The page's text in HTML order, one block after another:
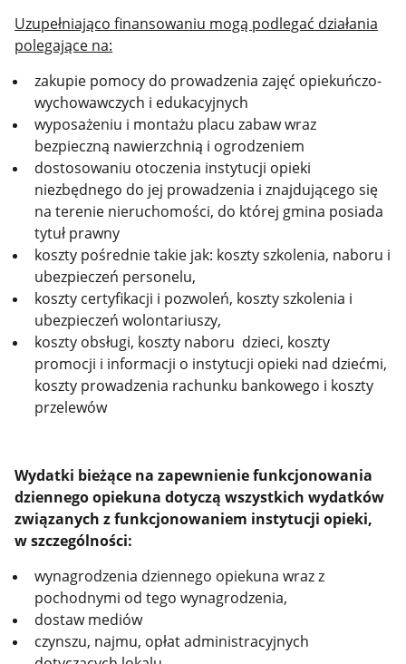
Uzupełniająco finansowaniu mogą podlegać działania
polegające na:
zakupie pomocy do prowadzenia zajęć opiekuńczo-
wychowawczych i edukacyjnych
wyposażeniu i montażu placu zabaw wraz
bezpieczną nawierzchnią i ogrodzeniem
dostosowaniu otoczenia instytucji opieki
niezbędnego do jej prowadzenia i znajdującego się
na terenie nieruchomości, do której gmina posiada
tytuł prawny
koszty pośrednie takie jak: koszty szkolenia, naboru i
ubezpieczeń personelu,
koszty certyfikacji i pozwoleń, koszty szkolenia i
ubezpieczeń wolontariuszy,
koszty obsługi, koszty naboru dzieci, koszty
promocji i informacji o instytucji opieki nad dziećmi,
koszty prowadzenia rachunku bankowego i koszty
przelewów
Wydatki bieżące na zapewnienie funkcjonowania
dziennego opiekuna dotyczą wszystkich wydatków
związanych z funkcjonowaniem instytucji opieki,
wszczególności:
wynagrodzenia dziennego opiekuna wraz z
pochodnymi od tego wynagrodzenia,
dostaw mediów
czynszu, najmu, opłat administracyjnych